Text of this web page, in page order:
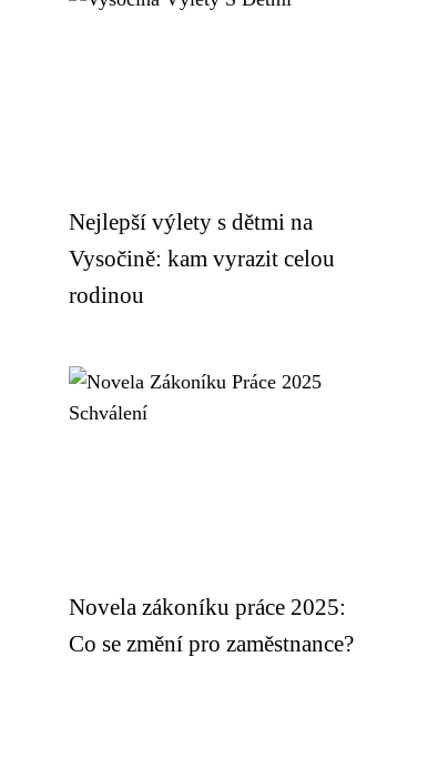
Nejlepší výlety s dětmi na
Vysočině: kam vyrazit celou
rodinou
Novela zákoníku práce 2025:
Co se změní pro zaměstnance?